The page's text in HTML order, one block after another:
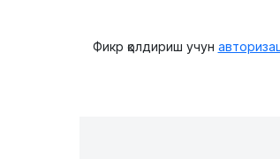
Фикр қолдириш учун